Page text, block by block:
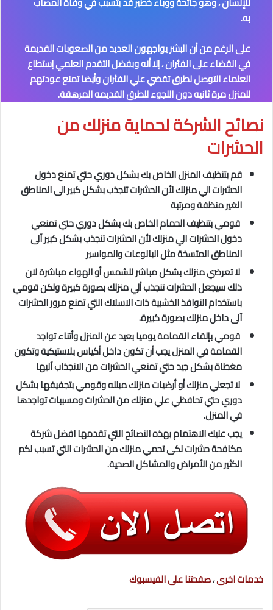
به.
على الرغم من أن البشر يواجهون العديد من الصعوبات القديمة
في القضاء على الفئران ، إلا أنه وبفضل التقدم العلمي إستطاع
العلماء التوصل لطرق تقضي علي الفئران وأيضا تمنع عودتهم
للمنزل مرة ثانيه دون اللجوء للطرق القديمه المرهقة.
نصائح الشركة لحماية منزلك من
الحشرات
قم بتنظيف المنزل الخاص بك بشكل دوري حتي تمنع دخول
الحشرات الي منزلك لأن الحشرات تنجذب بشكل كبير الى المناطق
الغير منظفة ومرتبة
قومي بتنظيف الحمام الخاص بك بشكل دوري حتي تمنعي
دخول الحشرات الي منزلك لأن الحشرات تنجذب بشكل كبير آلى
المناطق المتسخة مثل البالوعات والمواسير
لا تعرضي منزلك بشكل مباشر للشمس أو الهواء مباشرة لان
ذلك سيجعل الحشرات تنجذب ألي منزلك بصورة كبيرة ولكن قومي
باستخدام النوافذ الخشبية ذات الاسلاك التي تمنع مرور الحشرات
آلى داخل منزلك بصورة كبيرة.
قومي بإلقاء القمامة يوميا بعيد عن المنزل وأتناء تواجد
القمامة في المنزل يجب أن تكون داخل أكياس بلاستيكية وتكون
مغطاة بشكل جيد حتي تمنعي الحشرات من الانجذاب آليها
لا تجعلي منزلك أو أرضيات منزلك مبلله وقومي بتجفيفها بشكل
دوري حتي تحافظي علي منزلك من الحشرات ومسببات تواجدها
في المنزل.
يجب عليك الاهتمام بهذه النصائح التي تقدمها افضل شركة
مكافحة حشرات لكى تحمي منزلك من الحشرات التي تسبب لكم
الكثير من الأمراض والمشاكل الصحية.
خدمات اخرى،صفحتنا على الفيسبوك